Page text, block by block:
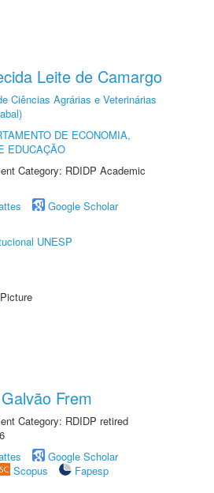
Leite de Camargo
Ciências Agrárias e Veterinárias
DE ECONOMIA,
EDUCAÇÃO
Category: RDIDP Academic
Google Scholar
UNESP
Frem
Category: RDIDP retired
Google Scholar
Scopus
Fapesp